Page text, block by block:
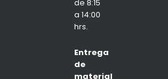
de 8:15
a 14:00
hrs.
Entrega
de
material